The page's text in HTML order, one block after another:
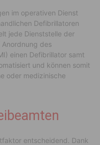
im operativen Dienst
Defibrillatoren
jede Dienststelle der
des
einen Defibrillator samt
und können somit
oder medizinische
entscheidend. Dank